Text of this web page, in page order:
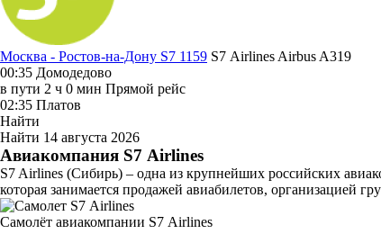
Москва - Ростов-на-Дону S7 1159 S7 Airlines Airbus A319
00:35 Домодедово
в пути 2 ч 0 мин Прямой рейс
02:35 Платов
Найти
Найти 14 августа 2026
Авиакомпания S7 Airlines
S7 Airlines (Сибирь) – одна из крупнейших российских
которая занимается продажей авиабилетов, организацией
Самолёт авиакомпании S7 Airlines